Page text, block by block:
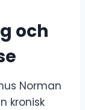
och
Norman
kronisk